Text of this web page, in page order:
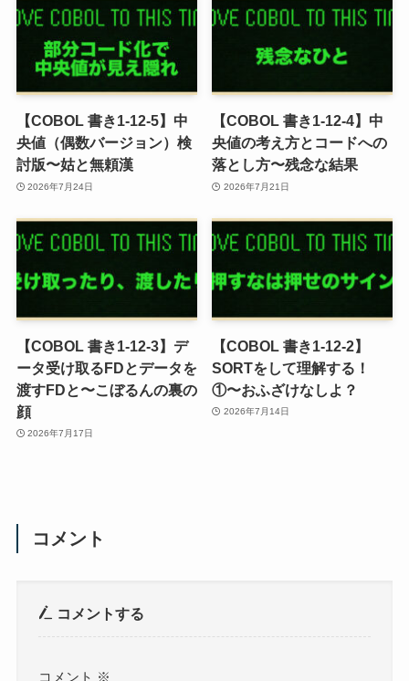
【COBOL 書き1-12-5】中
央値（偶数バージョン）検
討版〜姑と無頼漢
2026年7月24日
【COBOL 書き1-12-4】中
央値の考え方とコードへの
落とし方〜残念な結果
2026年7月21日
【COBOL 書き1-12-3】デ
ータ受け取るFDとデータを
渡すFDと〜こぼるんの裏の
顔
2026年7月17日
【COBOL 書き1-12-2】
SORTをして理解する！
①〜おふざけなしよ？
2026年7月14日
コメント
コメントする
コメント ※